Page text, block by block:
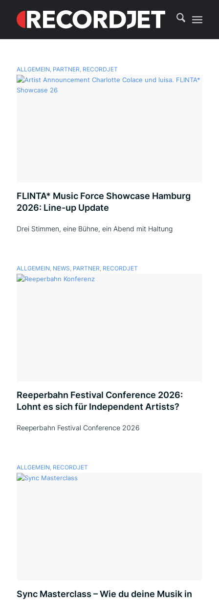
ALLGEMEIN, PARTNER, RECORDJET
FLINTA* Music Force Showcase Hamburg
2026: Line-up Update
Drei Stimmen, eine Bühne, ein Abend mit Haltung
ALLGEMEIN, NEWS, PARTNER, RECORDJET
Reeperbahn Festival Conference 2026:
Lohnt es sich für Independent Artists?
Reeperbahn Festival Conference 2026
ALLGEMEIN, RECORDJET
Sync Masterclass – Wie du deine Musik in